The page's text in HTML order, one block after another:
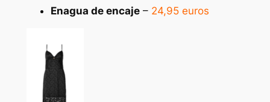
Enagua de encaje– 24,95 euros